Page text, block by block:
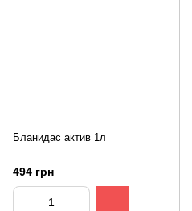
Бланидас актив 1л
494 грн